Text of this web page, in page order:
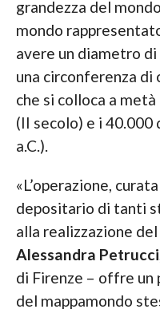
grandezza del
mondo
avere un diametro di
una circonferenza di
che si colloca a
(II secolo) e i
a.C.).
«L’operazione,
depositario di tanti
alla realizzazione
Alessandra Petrucci
di Firenze – offre un
del mappamondo